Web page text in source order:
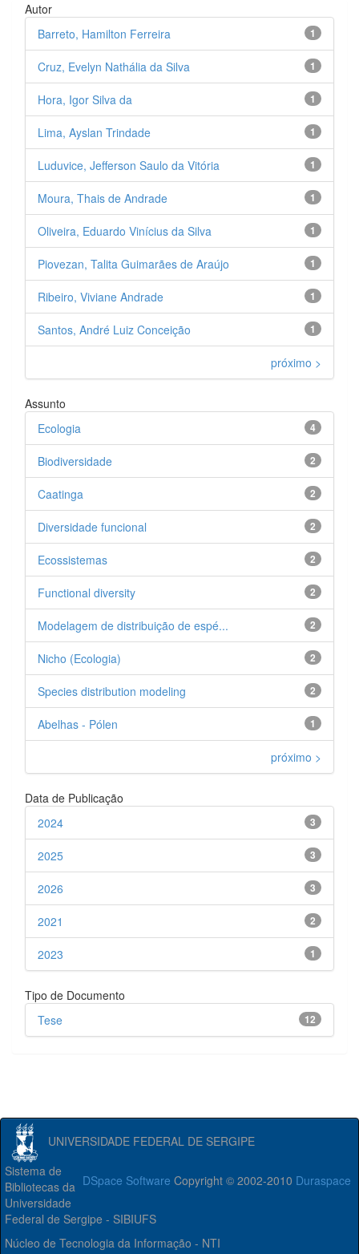
Autor
1
Barreto, Hamilton Ferreira
1
Cruz, Evelyn Nathália da Silva
1
Hora, Igor Silva da
1
Lima, Ayslan Trindade
1
Luduvice, Jefferson Saulo da Vitória
1
Moura, Thais de Andrade
1
Oliveira, Eduardo Vinícius da Silva
1
Piovezan, Talita Guimarães de Araújo
1
Ribeiro, Viviane Andrade
1
Santos, André Luiz Conceição
próximo >
Assunto
4
Ecologia
2
Biodiversidade
2
Caatinga
2
Diversidade funcional
2
Ecossistemas
2
Functional diversity
2
Modelagem de distribuição de espé...
2
Nicho (Ecologia)
2
Species distribution modeling
1
Abelhas - Pólen
próximo >
Data de Publicação
3
2024
3
2025
3
2026
2
2021
1
2023
Tipo de Documento
12
Tese
UNIVERSIDADE FEDERAL DE SERGIPE
DSpace Software Copyright © 2002-2010 Duraspace
Sistema de
Bibliotecas da
Universidade
Federal de Sergipe - SIBIUFS
Núcleo de Tecnologia da Informação - NTI